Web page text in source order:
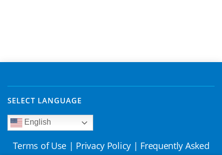
SELECT LANGUAGE
English
Terms of Use | Privacy Policy | Frequently Asked